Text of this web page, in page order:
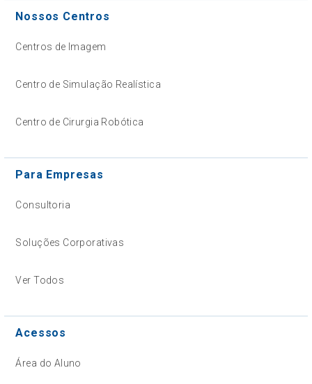
Nossos Centros
Centros de Imagem
Centro de Simulação Realística
Centro de Cirurgia Robótica
Para Empresas
Consultoria
Soluções Corporativas
Ver Todos
Acessos
Área do Aluno